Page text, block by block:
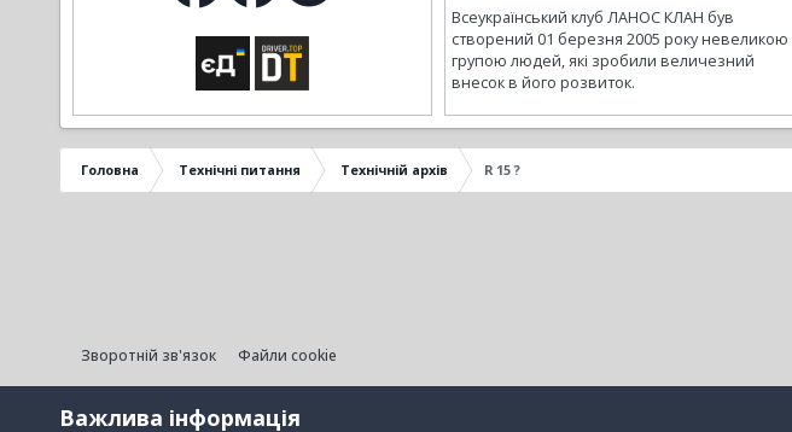
Всеукраїнський клуб ЛАНОС КЛАН був
створений 01 березня 2005 року невеликою
групою людей, які зробили величезний
внесок в його розвиток.
Головна Технічні питання Технічній архів R 15 ?
Зворотній зв'язок Файли cookie
Важлива інформація